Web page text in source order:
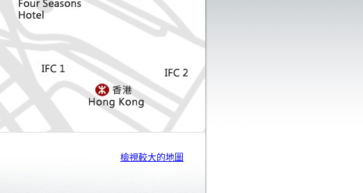
檢視較大的地圖